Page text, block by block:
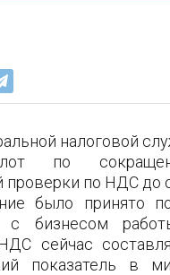
налоговой
по
проверки по НДС до
было принято
с бизнесом
сейчас
показатель в